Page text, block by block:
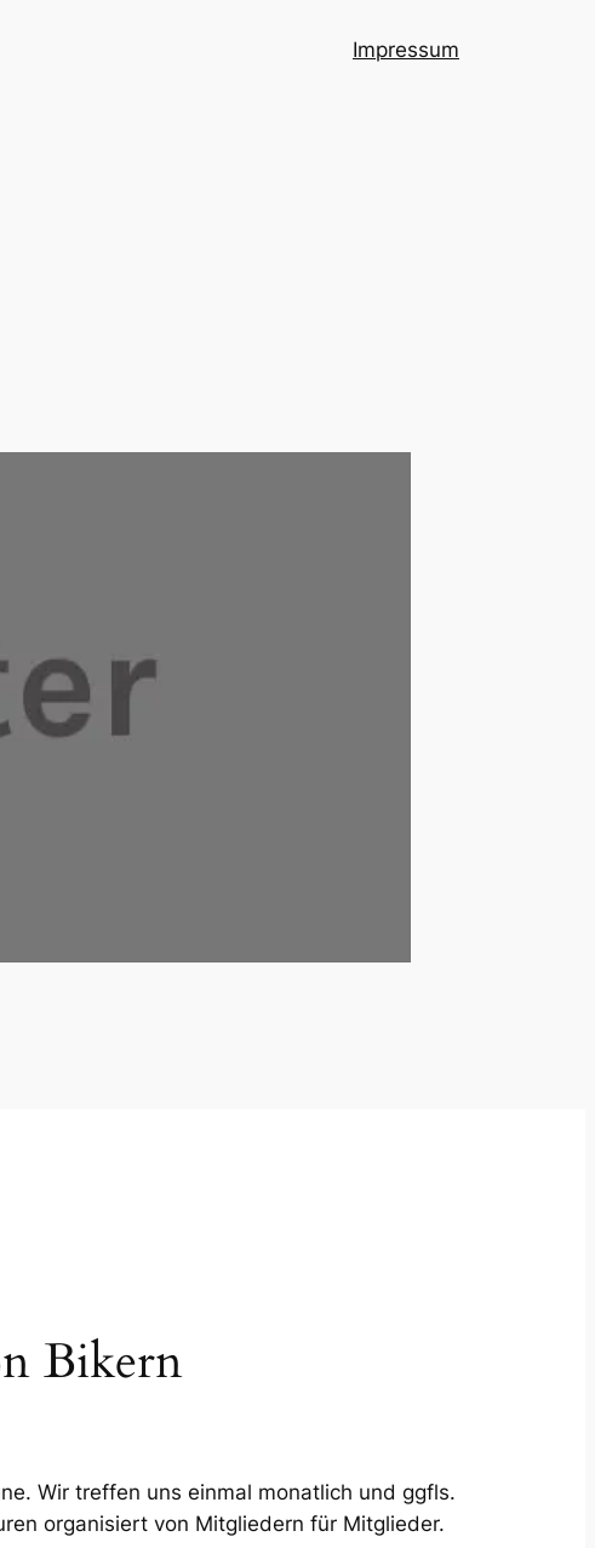
Impressum
Bikern
Wir treffen uns einmal monatlich und ggfls.
organisiert von Mitgliedern für Mitglieder.